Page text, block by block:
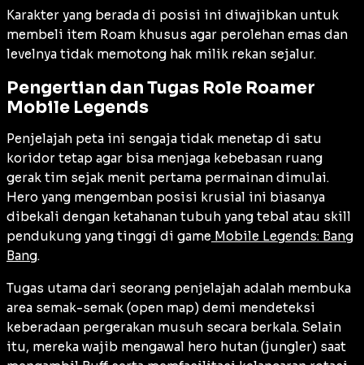
Karakter yang berada di posisi ini diwajibkan untuk
membeli item Roam khusus agar perolehan emas dan
levelnya tidak memotong hak milik rekan sejalur.
Pengertian dan Tugas Role Roamer
Mobile Legends
Penjelajah peta ini sengaja tidak menetap di satu
koridor tetap agar bisa menjaga kebebasan ruang
gerak tim sejak menit pertama permainan dimulai.
Hero yang mengemban posisi krusial ini biasanya
dibekali dengan ketahanan tubuh yang tebal atau skill
pendukung yang tinggi di game Mobile Legends: Bang
Bang.
Tugas utama dari seorang penjelajah adalah membuka
area semak-semak (open map) demi mendeteksi
keberadaan pergerakan musuh secara berkala. Selain
itu, mereka wajib mengawal hero hutan (jungler) saat